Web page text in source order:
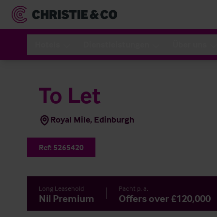
To Let
Royal Mile, Edinburgh
Ref: 5265420
Long Leasehold
Nil Premium
Pacht p. a.
Offers over £120,000